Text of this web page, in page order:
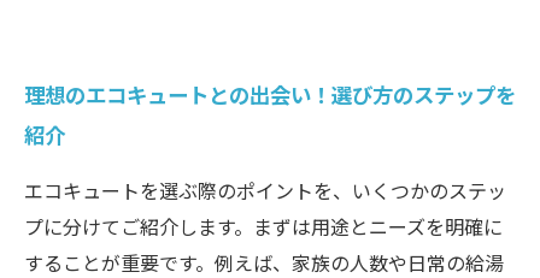
理想のエコキュートとの出会い！選び方のステップを
紹介
エコキュートを選ぶ際のポイントを、いくつかのステッ
プに分けてご紹介します。まずは用途とニーズを明確に
することが重要です。例えば、家族の人数や日常の給湯